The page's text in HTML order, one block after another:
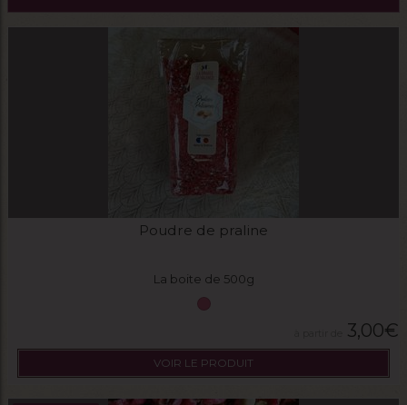
Poudre de praline
La boite de 500g
3,00€
VOIR LE PRODUIT